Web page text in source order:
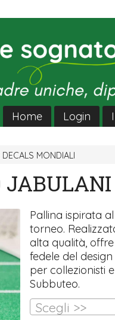
Home Login
DECALS MONDIALI
JABULANI
Pallina ispirata
torneo.
alta qualità,
fedele del
per collezionisti
Subbuteo.
Scegli >>